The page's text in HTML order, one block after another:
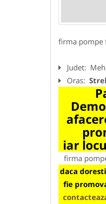
firma pompe
Judet:
Oras:
iar
firma
daca
fie